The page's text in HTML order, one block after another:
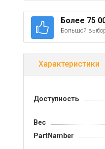
Более 75
Большой
Характеристики
Доступность
Вес
PartNamber